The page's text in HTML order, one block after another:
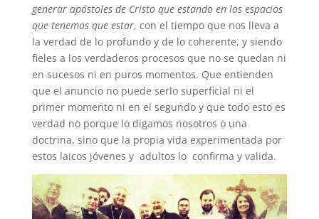
generar apóstoles de Cristo que estando en los espacios
que tenemos que estar, con el tiempo que nos lleva a
la verdad de lo profundo y de lo coherente, y siendo
fieles a los verdaderos procesos que no se quedan ni
en sucesos ni en puros momentos. Que entienden
que el anuncio no puede serlo superficial ni el
primer momento ni en el segundo y que todo esto es
verdad no porque lo digamos nosotros o una
doctrina, sino que la propia vida experimentada por
estos laicos jóvenes y adultos lo confirma y valida.